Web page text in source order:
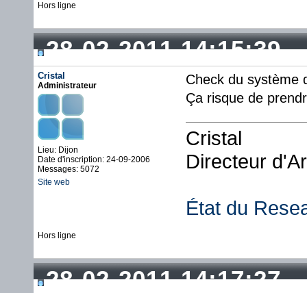
Hors ligne
28-02-2011 14:15:39
Cristal
Administrateur
Lieu: Dijon
Date d'inscription: 24-09-2006
Messages: 5072
Site web
Check du système
Ça risque de
Cristal
Directeur
État du
Hors ligne
28-02-2011 14:17:27